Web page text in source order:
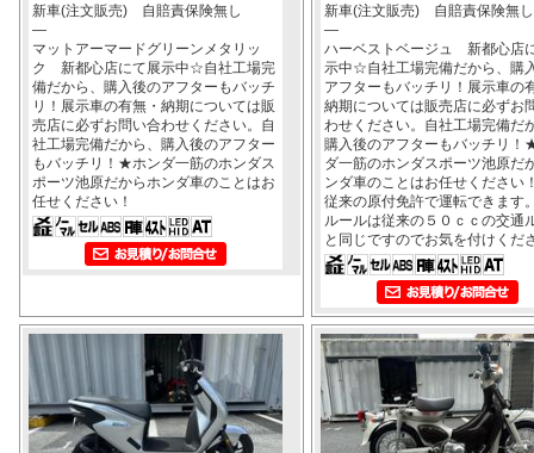
新車(注文販売) 自賠責保険無し
―
マットアーマードグリーンメタリッ
ク 新都心店にて展示中☆自社工場完
備だから、購入後のアフターもバッチ
リ！展示車の有無・納期については販
売店に必ずお問い合わせください。自
社工場完備だから、購入後のアフター
もバッチリ！★ホンダ一筋のホンダス
ポーツ池原だからホンダ車のことはお
任せください！
新車(注文販売) 自賠責保険無し
―
ハーベストベージュ 新都心店
示中☆自社工場完備だから、購
アフターもバッチリ！展示車の
納期については販売店に必ずお
わせください。自社工場完備だ
購入後のアフターもバッチリ！
ダ一筋のホンダスポーツ池原だ
ンダ車のことはお任せください
従来の原付免許で運転できます
ルールは従来の５０ｃｃの交通
と同じですのでお気を付けくだ